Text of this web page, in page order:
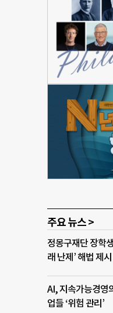
주요 뉴스 >
정몽구재단 장학
래 난제’ 해법 제시
AI, 지속가능경영
업들 ‘위험 관리’